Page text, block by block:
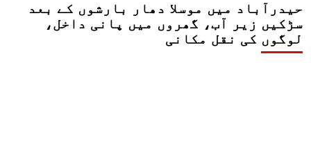
حیدرآباد میں موسلا دھار بارشوں کے بعد
سڑکیں زیر آب، گھروں میں پانی داخل،
لوگوں کی نقل مکانی